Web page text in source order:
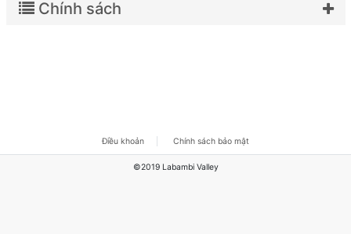
Chính sách
Điều khoản Chính sách bảo mật
©2019 Labambi Valley